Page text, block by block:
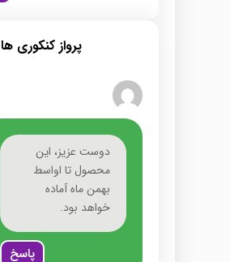
پرواز کنکوری ها
دوست عزیز، این
محصول تا اواسط
بهمن ماه آماده
خواهد بود.
پاسخ